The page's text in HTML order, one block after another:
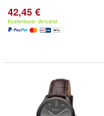
42,45 €
Kostenloser Versand